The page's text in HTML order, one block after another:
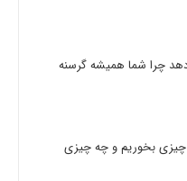
چرا شما همیشه گرسنه
بخوریم و چه چیزی